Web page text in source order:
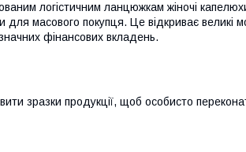
логістичним ланцюжкам жіночі
для масового покупця. Це відкриває великі
фінансових вкладень.
зразки продукції, щоб особисто